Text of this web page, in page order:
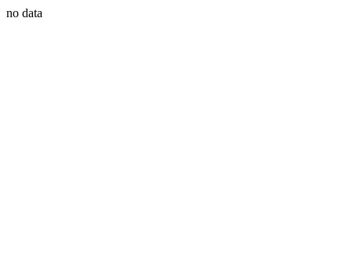
no data